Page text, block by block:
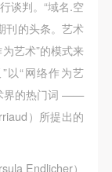
谈判。“域名.空
刊的头条。艺术
艺术”的模式来
以“网络作为艺
界的热门词 ——
）所提出的
Endlicher）
帐号密码登录